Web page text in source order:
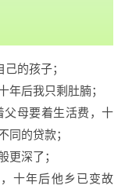
的孩子；
后我只剩肚腩；
母要着生活费，十
的贷款；
深了；
十年后他乡已变故